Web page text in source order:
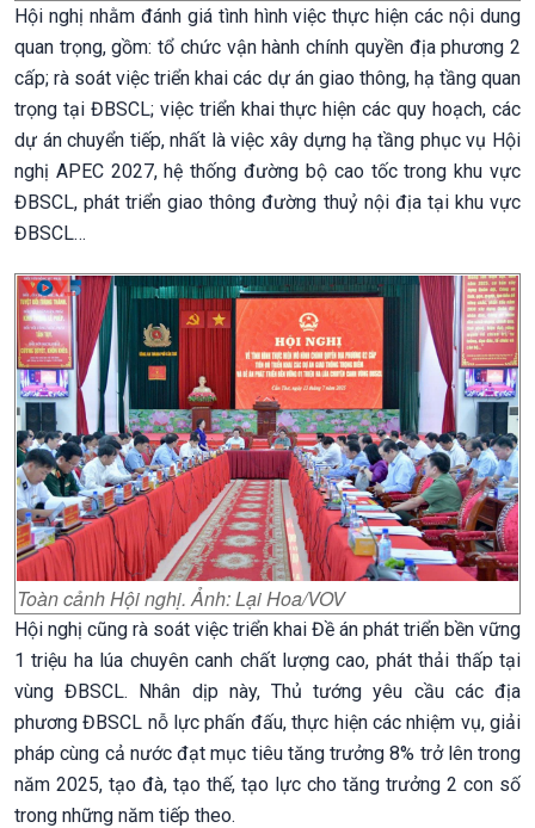
Hội nghị nhằm đánh giá tình hình việc thực hiện các nội dung
quan trọng, gồm: tổ chức vận hành chính quyền địa phương 2
cấp; rà soát việc triển khai các dự án giao thông, hạ tầng quan
trọng tại ĐBSCL; việc triển khai thực hiện các quy hoạch, các
dự án chuyển tiếp, nhất là việc xây dựng hạ tầng phục vụ Hội
nghị APEC 2027, hệ thống đường bộ cao tốc trong khu vực
ĐBSCL, phát triển giao thông đường thuỷ nội địa tại khu vực
ĐBSCL…
Toàn cảnh Hội nghị. Ảnh: Lại Hoa/VOV
Hội nghị cũng rà soát việc triển khai Đề án phát triển bền vững
1 triệu ha lúa chuyên canh chất lượng cao, phát thải thấp tại
vùng ĐBSCL. Nhân dịp này, Thủ tướng yêu cầu các địa
phương ĐBSCL nỗ lực phấn đấu, thực hiện các nhiệm vụ, giải
pháp cùng cả nước đạt mục tiêu tăng trưởng 8% trở lên trong
năm 2025, tạo đà, tạo thế, tạo lực cho tăng trưởng 2 con số
trong những năm tiếp theo.